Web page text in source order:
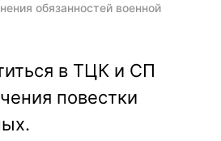
обязанностей военной
в ТЦК и СП
повестки